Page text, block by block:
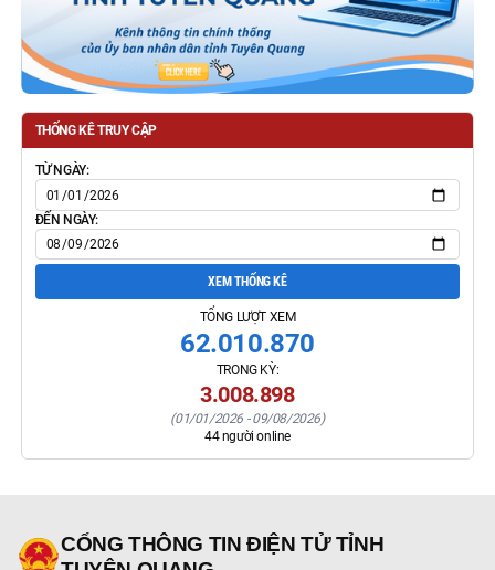
THỐNG KÊ TRUY CẬP
TỪ NGÀY:
ĐẾN NGÀY:
XEM THỐNG KÊ
TỔNG LƯỢT XEM
62.010.870
TRONG KỲ:
3.008.898
(01/01/2026 -09/08/2026)
44người online
CỔNG THÔNG TIN ĐIỆN TỬ TỈNH